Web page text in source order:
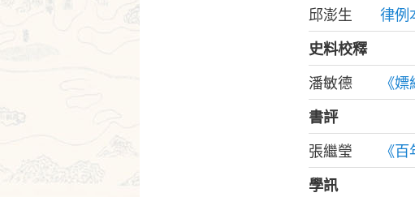
邱澎生
律例
史料校釋
潘敏德 《
書評
張繼瑩 《
學訊